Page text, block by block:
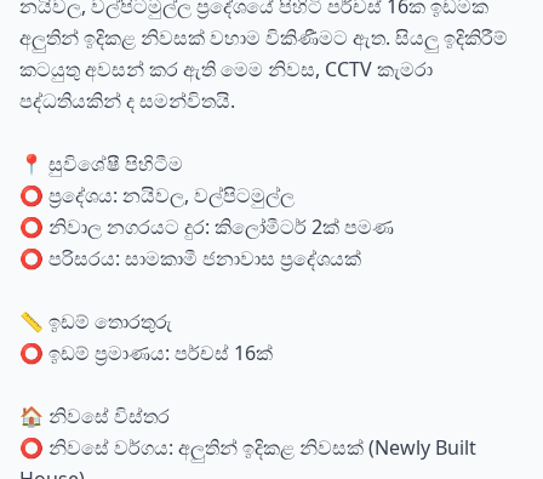
නයිවල, වල්පිටමුල්ල ප්‍රදේශයේ පිහිටි පර්චස් 16ක ඉඩමක
අලුතින් ඉදිකළ නිවසක් වහාම විකිණීමට ඇත. සියලු ඉදිකිරීම්
කටයුතු අවසන් කර ඇති මෙම නිවස, CCTV කැමරා
පද්ධතියකින් ද සමන්විතයි.
📍 සුවිශේෂී පිහිටීම
⭕ ප්‍රදේශය: නයිවල, වල්පිටමුල්ල
⭕ නිවාල නගරයට දුර: කිලෝමීටර් 2ක් පමණ
⭕ පරිසරය: සාමකාමී ජනාවාස ප්‍රදේශයක්
📏 ඉඩම් තොරතුරු
⭕ ඉඩම් ප්‍රමාණය: පර්චස් 16ක්
🏠 නිවසේ විස්තර
⭕ නිවසේ වර්ගය: අලුතින් ඉදිකළ නිවසක් (Newly Built